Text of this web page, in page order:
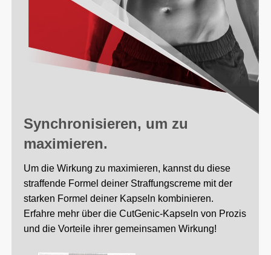
Synchronisieren, um zu
maximieren.
Um die Wirkung zu maximieren, kannst du diese
straffende Formel deiner Straffungscreme mit der
starken Formel deiner Kapseln kombinieren.
Erfahre mehr über die CutGenic-Kapseln von Prozis
und die Vorteile ihrer gemeinsamen Wirkung!